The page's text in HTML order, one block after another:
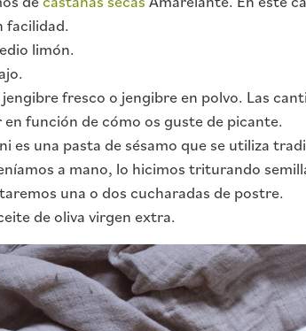
facilidad.
limón.
fresco o jengibre en polvo. Las
en función de cómo os guste de picante.
es una pasta de sésamo que se utiliza
a mano, lo hicimos triturando
una o dos cucharadas de postre.
de oliva virgen extra.